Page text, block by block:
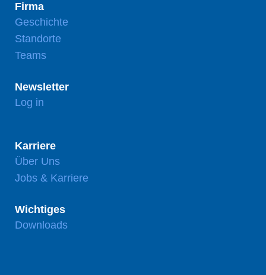
Firma
Geschichte
Standorte
Teams
Newsletter
Log in
Karriere
Über Uns
Jobs & Karriere
Wichtiges
Downloads